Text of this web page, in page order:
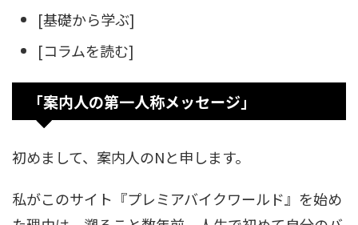
[基礎から学ぶ]
[コラムを読む]
「案内人の第一人称メッセージ」
初めまして、案内人のNと申します。
私がこのサイト『プレミアバイクワールド』を始め